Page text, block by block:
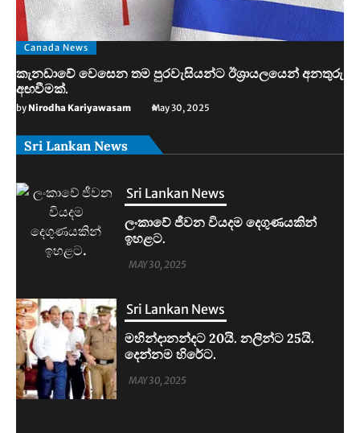
Canada News
කැනඩාවේ වෙසෙන තම පුරවැසියන්ට ඊශ්‍රායලයෙන් අනතුරු
අඟවීමක්.
by Nirodha Kariyawasam May 30, 2025
Sri Lankan News
Sri Lankan News
මහින්දානන්දට 20යි. නලින්ට 25යි.
දෙන්නම හිරේට.
MAY 30, 2025
Sri Lankan News
ආරුගම්බේට බිකිණි තහනමක්.
MAY 30, 2025